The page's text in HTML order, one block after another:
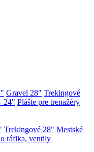
Gravel 28" Trekingové
24" Plášte pre trenažéry
Trekingové 28" Mestské
ráfika, ventily